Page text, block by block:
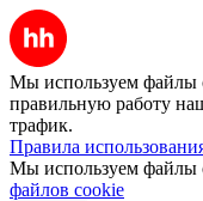
Мы используем файлы
правильную работу
трафик.
Правила
Мы используем файлы
файлов cookie